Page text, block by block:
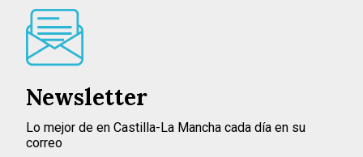
Newsletter
Lo mejor de en Castilla-La Mancha cada día en su
correo